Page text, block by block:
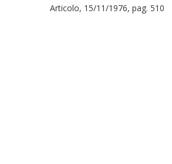
Articolo, 15/11/1976, pag. 510